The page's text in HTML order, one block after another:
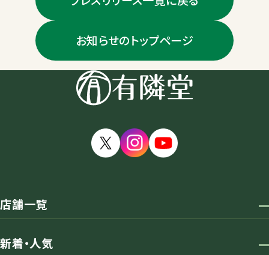
お知らせのトップページ
店舗一覧
新着・人気